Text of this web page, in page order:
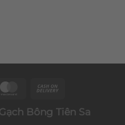
Gạch Bông Tiên Sa